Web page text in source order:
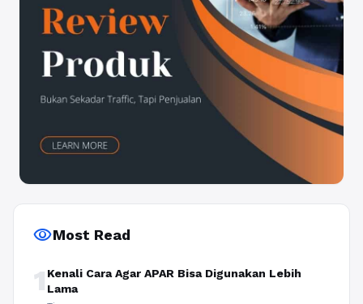
visibilityMost Read
1 Kenali Cara Agar APAR Bisa Digunakan Lebih
Lama